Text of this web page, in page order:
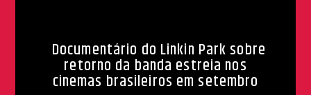
Documentário do Linkin Park sobre
retorno da banda estreia nos
cinemas brasileiros em setembro